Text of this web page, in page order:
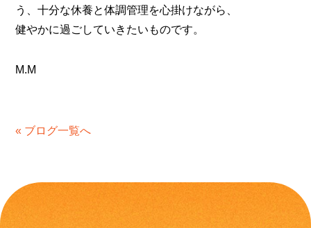
う、十分な休養と体調管理を心掛けながら、
健やかに過ごしていきたいものです。
M.M
« ブログ一覧へ